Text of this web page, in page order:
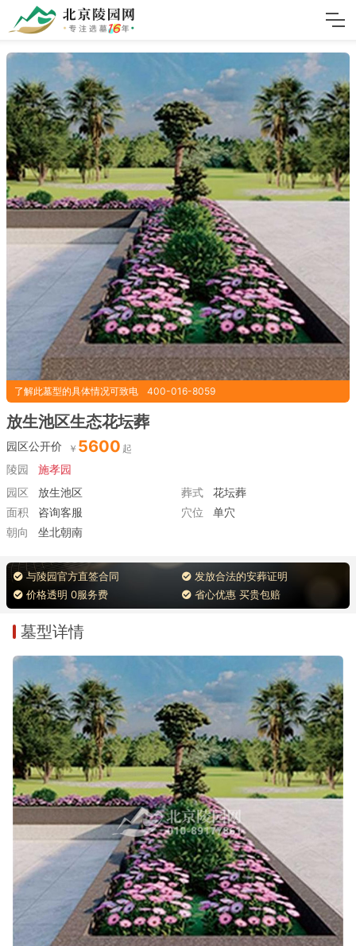
了解此墓型的具体情况可致电 400-016-8059
放生池区生态花坛葬
园区公开价 5600
陵园
施孝园
园区
放生池区 葬式
花坛葬
面积
咨询客服 穴位
单穴
朝向
坐北朝南
与陵园官方直签合同
发放合法的安葬证明
价格透明 0服务费
省心优惠 买贵包赔
墓型详情